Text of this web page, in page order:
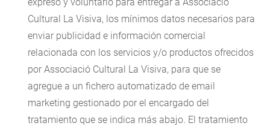
Cultural La Visiva, los mínimos datos necesarios para
enviar publicidad e información comercial
relacionada con los servicios y/o productos ofrecidos
por Associació Cultural La Visiva, para que se
agregue a un fichero automatizado de email
marketing gestionado por el encargado del
tratamiento que se indica más abajo. El tratamiento